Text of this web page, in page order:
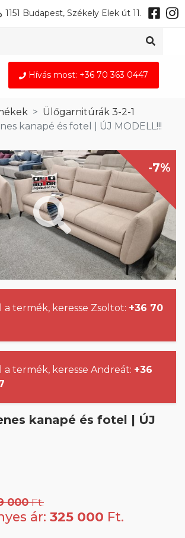
1151 Budapest, Székely Elek út 11.
Hívás most: +36 70 363 0447
Ülőgarnitúrák 3-2-1
kanapé és fotel | ÚJ MODELL!!!
-7%
a termék, keresse Zsoltot: +36 70
a termék, keresse Andreát: +36
kanapé és fotel | ÚJ
000Ft.
ár: 325 000 Ft.